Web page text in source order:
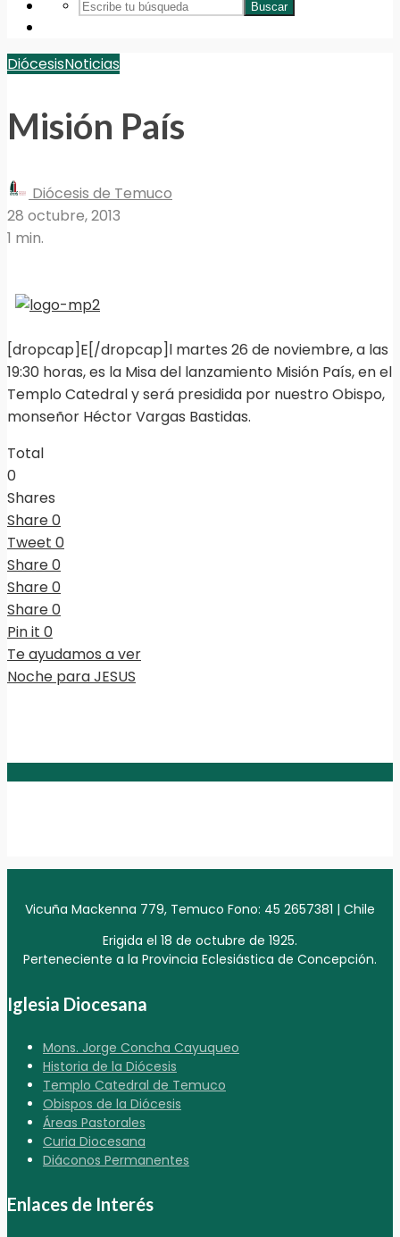
Buscar
DiócesisNoticias
Misión País
Diócesis de Temuco
28 octubre, 2013
1 min.
[dropcap]E[/dropcap]l martes 26 de noviembre, a las
19:30 horas, es la Misa del lanzamiento Misión País, en el
Templo Catedral y será presidida por nuestro Obispo,
monseñor Héctor Vargas Bastidas.
Total
0
Shares
Share0
Tweet 0
Share0
Share0
Share0
Pin it 0
Te ayudamos a ver
Noche para JESUS
Vicuña Mackenna 779, Temuco Fono: 45 2657381 | Chile
Erigida el 18 de octubre de 1925.
Perteneciente a la Provincia Eclesiástica de Concepción.
Iglesia Diocesana
Mons. Jorge Concha Cayuqueo
Historia de la Diócesis
Templo Catedral de Temuco
Obispos de la Diócesis
Áreas Pastorales
Curia Diocesana
Diáconos Permanentes
Enlaces de Interés